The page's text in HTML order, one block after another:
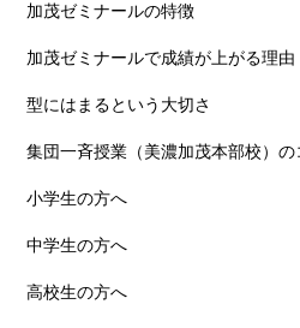
加茂ゼミナールの特徴
加茂ゼミナールで成績が上がる理由
型にはまるという大切さ
集団一斉授業（美濃加茂本部校）の
小学生の方へ
中学生の方へ
高校生の方へ